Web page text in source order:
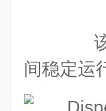
该
间稳定运